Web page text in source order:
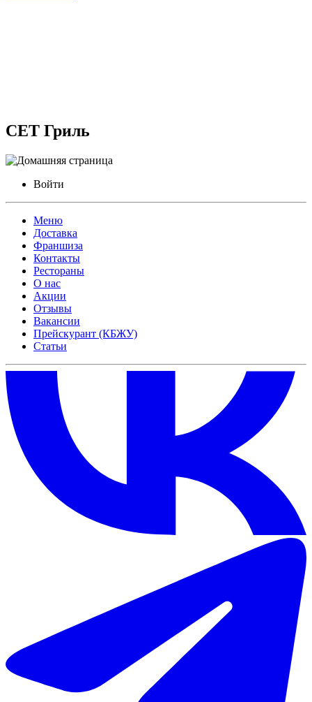
СЕТ Гриль
Войти
Меню
Доставка
Франшиза
Контакты
Рестораны
О нас
Акции
Отзывы
Вакансии
Прейскурант (КБЖУ)
Статьи